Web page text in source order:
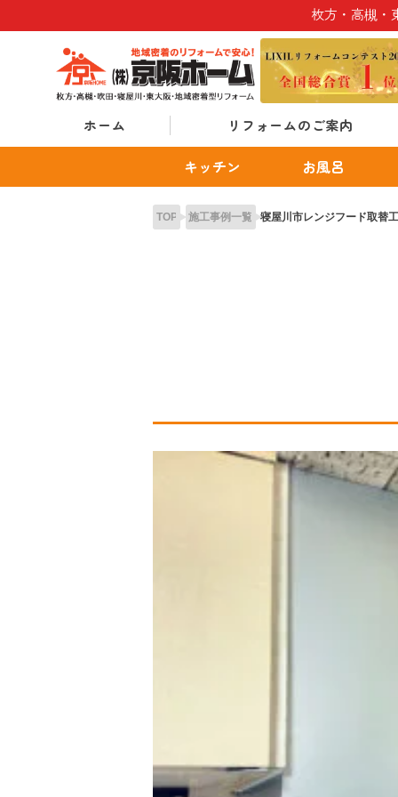
to
枚方・高槻・
ホーム リフォームのご案内
キッチン お風呂
TOP 施工事例一覧 寝屋川市レンジフード取替